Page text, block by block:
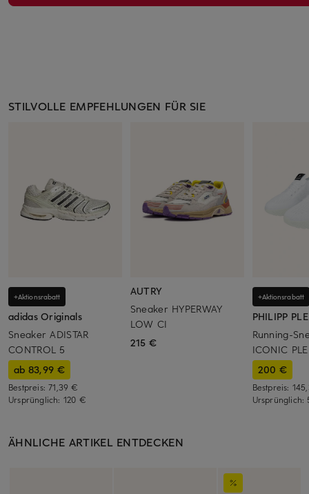
STILVOLLE EMPFEHLUNGEN FÜR SIE
+Aktionsrabatt
adidas Originals
Sneaker ADISTAR
CONTROL 5
ab 83,99 €
Bestpreis:71,39 €
Ursprünglich: 120 €
AUTRY
Sneaker HYPERWAY
LOW CI
215 €
+Aktionsrabatt
PHILIPP
Running-
ICONIC
200 €
Bestpreis:
Ursprünglich:
ÄHNLICHE ARTIKEL ENTDECKEN